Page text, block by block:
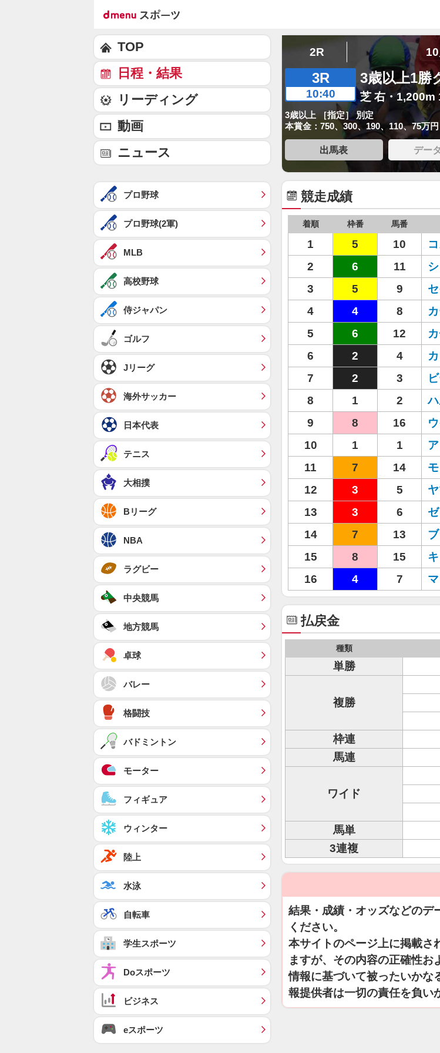
2R
3R
10:40
3歳以上1勝
芝 右・1,200m
3歳以上 ［指定］ 別定
本賞金：750、300、190、110、75万円
出馬表 デー
競走成績
着順 枠番 馬番
1 5 10
2
6 11
3
5 9
4
4 8
5
6 12
6
2 4
7
2 3
8
1 2
9
8 16
10
1 1
11
7 14
12
3 5
13
3 6
14
7 13
15
8 15
16
4 7
払戻金
種類
単勝
複勝
枠連
馬連
ワイド
馬単
3連複
結果・成績・オッズなどのデ
ください。
本サイトのページ上に掲載さ
ますが、その内容の正確性
情報に基づいて被ったいかな
報提供者は一切の責任を負い
TOP
日程・結果
リーディング
動画
ニュース
プロ野球
プロ野球(2軍)
MLB
高校野球
侍ジャパン
ゴルフ
Jリーグ
海外サッカー
日本代表
テニス
大相撲
Bリーグ
NBA
ラグビー
中央競馬
地方競馬
卓球
バレー
格闘技
バドミントン
モーター
フィギュア
ウィンター
陸上
水泳
自転車
学生スポーツ
Doスポーツ
ビジネス
eスポーツ